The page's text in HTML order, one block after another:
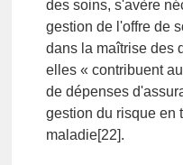
des soins, s'avère
gestion de l'offre de
dans la maîtrise des
elles « contribuent
de dépenses
gestion du risque en
maladie[22].